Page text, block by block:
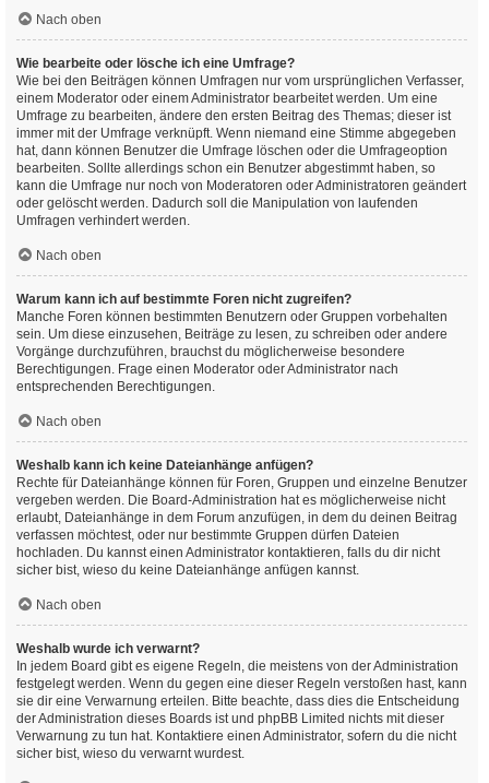
Nach oben
Wie bearbeite oder lösche ich eine Umfrage?
Wie bei den Beiträgen können Umfragen nur vom ursprünglichen Verfasser,
einem Moderator oder einem Administrator bearbeitet werden. Um eine
Umfrage zu bearbeiten, ändere den ersten Beitrag des Themas; dieser ist
immer mit der Umfrage verknüpft. Wenn niemand eine Stimme abgegeben
hat, dann können Benutzer die Umfrage löschen oder die Umfrageoption
bearbeiten. Sollte allerdings schon ein Benutzer abgestimmt haben, so
kann die Umfrage nur noch von Moderatoren oder Administratoren geändert
oder gelöscht werden. Dadurch soll die Manipulation von laufenden
Umfragen verhindert werden.
Nach oben
Warum kann ich auf bestimmte Foren nicht zugreifen?
Manche Foren können bestimmten Benutzern oder Gruppen vorbehalten
sein. Um diese einzusehen, Beiträge zu lesen, zu schreiben oder andere
Vorgänge durchzuführen, brauchst du möglicherweise besondere
Berechtigungen. Frage einen Moderator oder Administrator nach
entsprechenden Berechtigungen.
Nach oben
Weshalb kann ich keine Dateianhänge anfügen?
Rechte für Dateianhänge können für Foren, Gruppen und einzelne Benutzer
vergeben werden. Die Board-Administration hat es möglicherweise nicht
erlaubt, Dateianhänge in dem Forum anzufügen, in dem du deinen Beitrag
verfassen möchtest, oder nur bestimmte Gruppen dürfen Dateien
hochladen. Du kannst einen Administrator kontaktieren, falls du dir nicht
sicher bist, wieso du keine Dateianhänge anfügen kannst.
Nach oben
Weshalb wurde ich verwarnt?
In jedem Board gibt es eigene Regeln, die meistens von der Administration
festgelegt werden. Wenn du gegen eine dieser Regeln verstoßen hast, kann
sie dir eine Verwarnung erteilen. Bitte beachte, dass dies die Entscheidung
der Administration dieses Boards ist und phpBB Limited nichts mit dieser
Verwarnung zu tun hat. Kontaktiere einen Administrator, sofern du die nicht
sicher bist, wieso du verwarnt wurdest.